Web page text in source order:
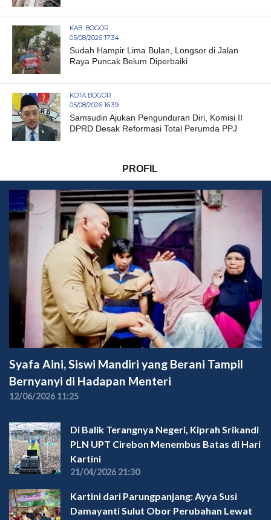
KAB. BOGOR
05/08/2026 17:34
Sudah Hampir Lima Bulan, Longsor di Jalan
Raya Puncak Belum Diperbaiki
KOTA BOGOR
05/08/2026 16:39
Samsudin Ajukan Pengunduran Diri, Komisi II
DPRD Desak Reformasi Total Perumda PPJ
PROFIL
Syafa Aini, Siswi Mandiri yang Berani Tampil
Bernyanyi di Hadapan Menteri
12/06/2026 11:25
Di Balik Terangnya Negeri, Kiprah Srikandi
PLN UPT Cirebon Menembus Batas di Hari
Kartini
21/04/2026 21:30
Kartini dari Parungpanjang: Ayya Susi
Damayanti Sulut Obor Perubahan Lewat